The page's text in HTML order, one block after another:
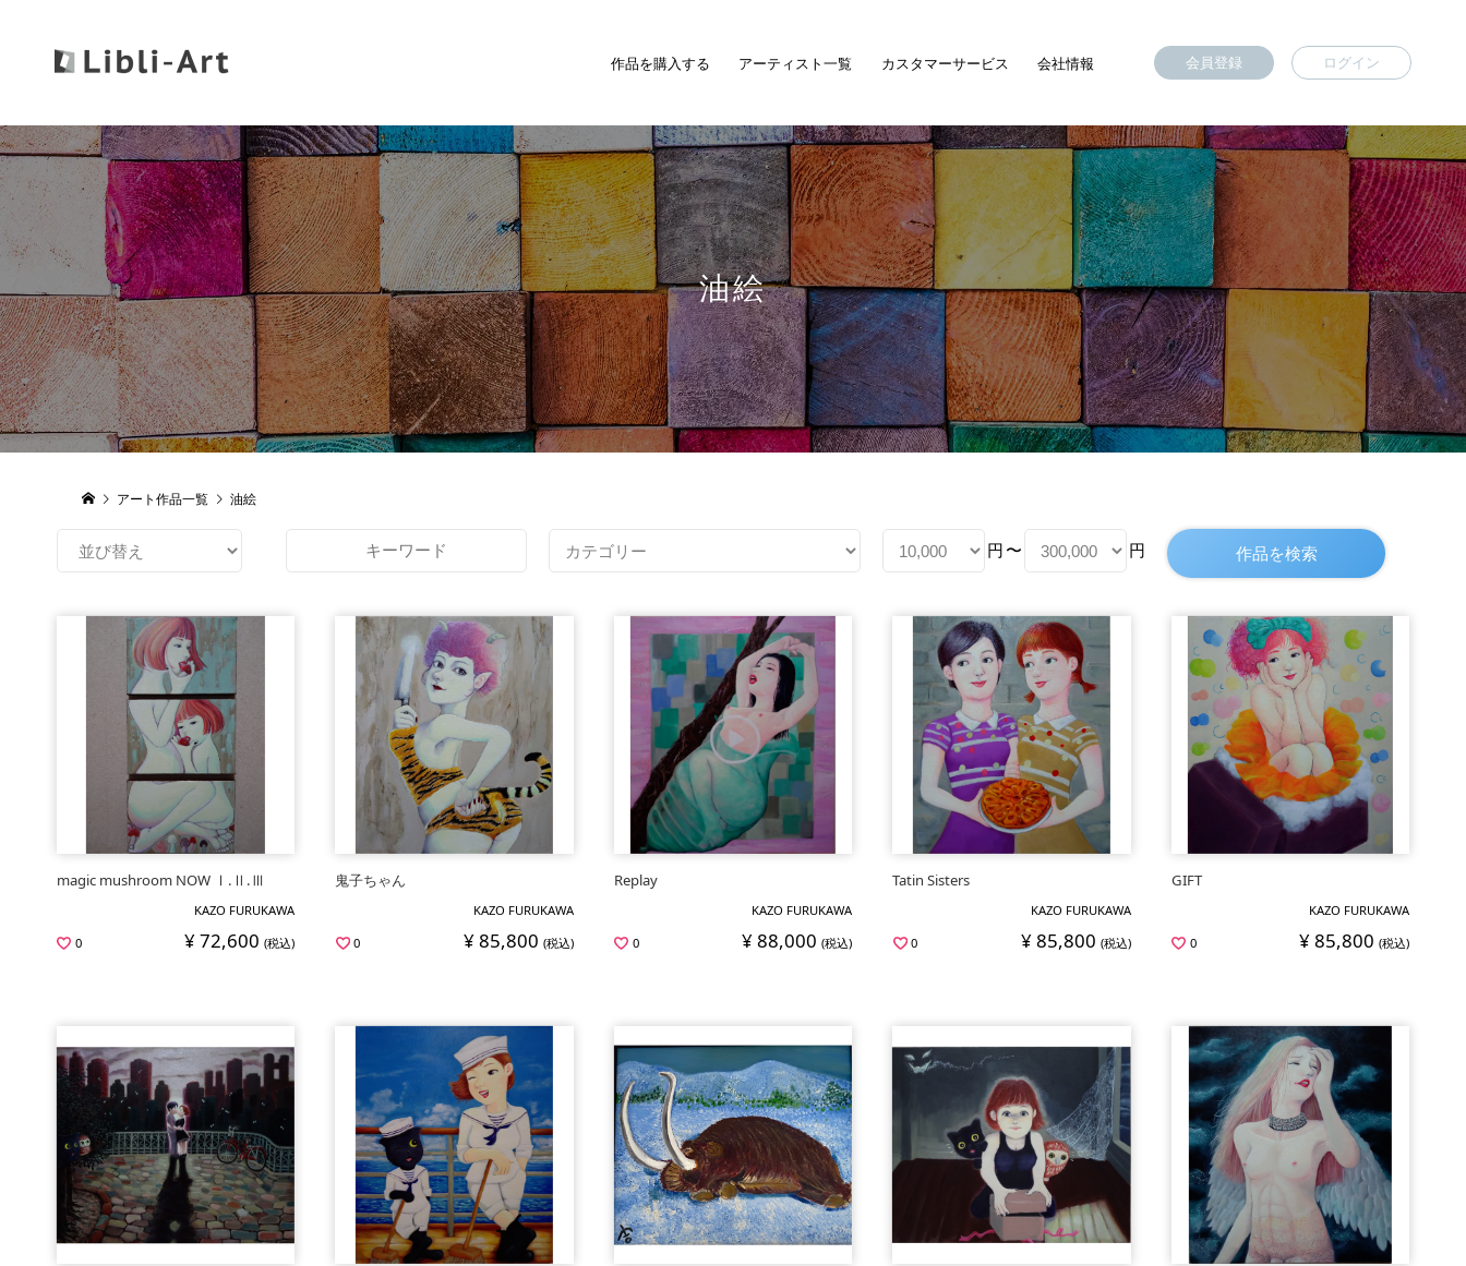
作品を購入する アーティスト一覧 カスタマーサービス 会社情報 会員登録 ログイン
油絵
アート作品一覧 油絵
円 〜 円
magic mushroom NOW Ⅰ.Ⅱ.Ⅲ
KAZO FURUKAWA
0
¥ 72,600(税込)
鬼子ちゃん
KAZO FURUKAWA
0
¥ 85,800 (税込)
Replay
KAZO FURUKAWA
0
¥ 88,000(税込)
Tatin Sisters
KAZO FURUKAWA
0
¥ 85,800 (税込)
GIFT
KAZO FURUKAWA
0
¥ 85,800 (税込)